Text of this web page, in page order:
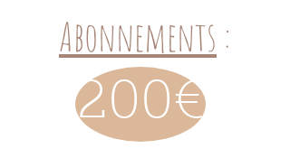
Abonnements :
200€